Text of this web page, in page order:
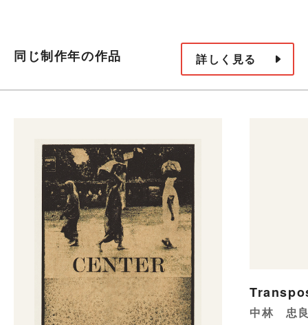
同じ制作年の作品 詳しく見る
中林 忠